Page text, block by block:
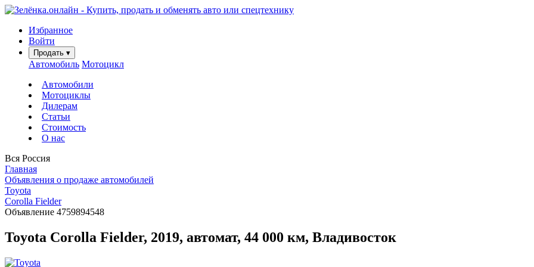
Избранное
Войти
Продать ▾
Автомобиль Мотоцикл
Автомобили
Мотоциклы
Дилерам
Статьи
Стоимость
О нас
Вся Россия
Главная
Объявления о продаже автомобилей
Toyota
Corolla Fielder
Объявление 4759894548
Toyota Corolla Fielder, 2019, автомат, 44 000 км, Владивосток